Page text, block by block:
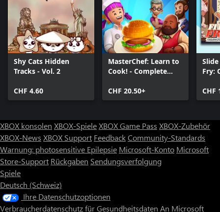
Shy Cats Hidden
Tracks - Vol. 2
CHF 4.60
MasterChef: Learn to
Cook! - Complete
CHF 20.50+
Fry:
CHF
XBOX konsolen XBOX-SpieleXBOX Game Pass XBOX-Zubehör
XBOX-News XBOX Support FeedbackCommunity-Standards
Warnung: photosensitive Epilepsie Microsoft-Konto Microsoft
Store-Support Rückgaben Sendungsverfolgung
Spiele
Deutsch (Schweiz)
Ihre Datenschutzoptionen
Verbraucherdatenschutz für Gesundheitsdaten An Microsoft